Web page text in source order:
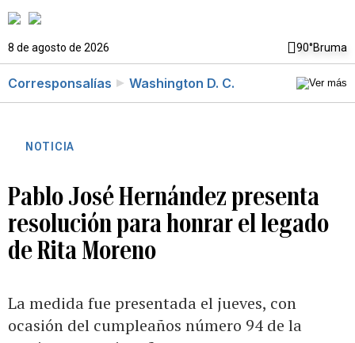
8 de agosto de 2026 90°Bruma
Corresponsalías Washington D. C.
NOTICIA
Pablo José Hernández presenta
resolución para honrar el legado
de Rita Moreno
La medida fue presentada el jueves, con
ocasión del cumpleaños número 94 de la